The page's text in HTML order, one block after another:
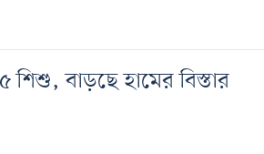
শিশু, বাড়ছে হামের বিস্তার